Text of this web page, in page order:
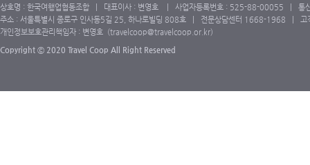
상호명 : 한국여행업협동조합 | 대표이사 : 변영호 | 사업자등록번호 : 525-88-00055 | 통
주소 : 서울특별시 종로구 인사동5길 25, 하나로빌딩 808호 | 전문상담센터 1668-
개인정보보호관리책임자 : 변영호 (travelcoop@travelcoop.or.kr)
Copyright ⓒ 2020 Travel Coop All Right Reserved